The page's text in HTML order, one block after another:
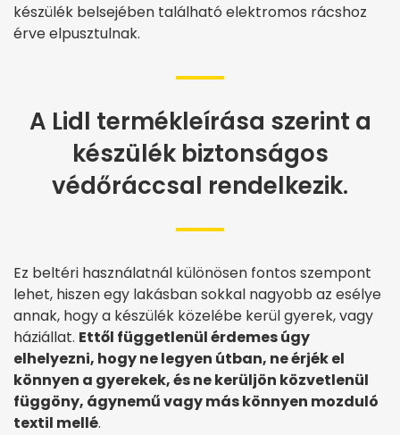
készülék belsejében található elektromos rácshoz
érve elpusztulnak.
A Lidl termékleírása szerint a
készülék biztonságos
védőráccsal rendelkezik.
Ez beltéri használatnál különösen fontos szempont
lehet, hiszen egy lakásban sokkal nagyobb az esélye
annak, hogy a készülék közelébe kerül gyerek, vagy
háziállat. Ettől függetlenül érdemes úgy
elhelyezni, hogy ne legyen útban, ne érjék el
könnyen a gyerekek, és ne kerüljön közvetlenül
függöny, ágynemű vagy más könnyen mozduló
textil mellé.